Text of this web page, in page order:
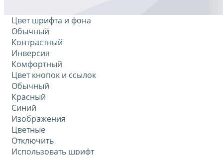
Цвет шрифта и фона
Обычный
Контрастный
Инверсия
Комфортный
Цвет кнопок и ссылок
Обычный
Красный
Синий
Изображения
Цветные
Отключить
Использовать шрифт